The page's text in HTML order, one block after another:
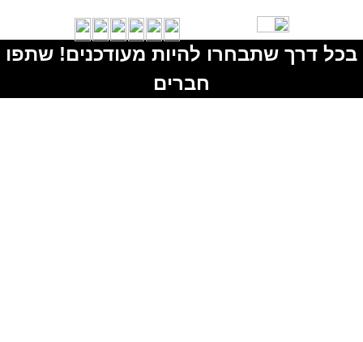
בכל דרך שתבחרו להיות מעודכנים! שתפו
חברים